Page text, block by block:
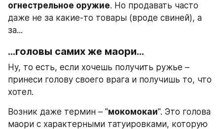
огнестрельное оружие. Но продавать часто
даже не за какие-то товары (вроде свиней), а
за...
...головы самих же маори...
Ну, то есть, если хочешь получить ружье –
принеси голову своего врага и получишь то, что
хотел.
Возник даже термин – "мокомокаи". Это голова
маори с характерными татуировками, которую